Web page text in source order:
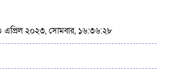
এপ্রিল ২০২৩, সোমবার, ১৬:৩৬:২৮